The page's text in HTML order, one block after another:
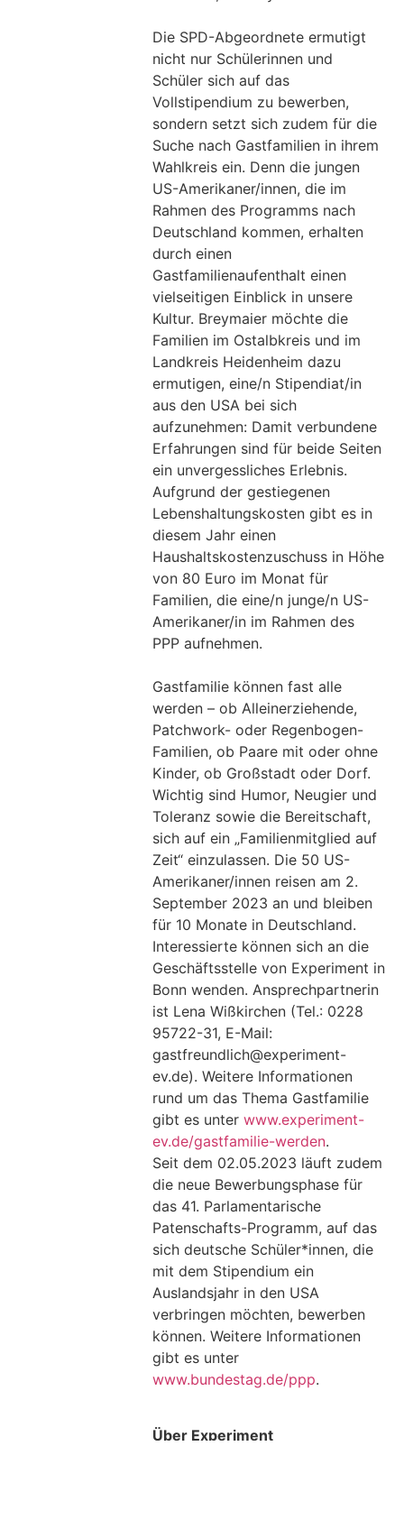
Die SPD-Abgeordnete ermutigt
nicht nur Schülerinnen und
Schüler sich auf das
Vollstipendium zu bewerben,
sondern setzt sich zudem für die
Suche nach Gastfamilien in ihrem
Wahlkreis ein. Denn die jungen
US-Amerikaner/innen, die im
Rahmen des Programms nach
Deutschland kommen, erhalten
durch einen
Gastfamilienaufenthalt einen
vielseitigen Einblick in unsere
Kultur. Breymaier möchte die
Familien im Ostalbkreis und im
Landkreis Heidenheim dazu
ermutigen, eine/n Stipendiat/in
aus den USA bei sich
aufzunehmen: Damit verbundene
Erfahrungen sind für beide Seiten
ein unvergessliches Erlebnis.
Aufgrund der gestiegenen
Lebenshaltungskosten gibt es in
diesem Jahr einen
Haushaltskostenzuschuss in Höhe
von 80 Euro im Monat für
Familien, die eine/n junge/n US-
Amerikaner/in im Rahmen des
PPP aufnehmen.
Gastfamilie können fast alle
werden – ob Alleinerziehende,
Patchwork- oder Regenbogen-
Familien, ob Paare mit oder ohne
Kinder, ob Großstadt oder Dorf.
Wichtig sind Humor, Neugier und
Toleranz sowie die Bereitschaft,
sich auf ein „Familienmitglied auf
Zeit“ einzulassen. Die 50 US-
Amerikaner/innen reisen am 2.
September 2023 an und bleiben
für 10 Monate in Deutschland.
Interessierte können sich an die
Geschäftsstelle von Experiment in
Bonn wenden. Ansprechpartnerin
ist Lena Wißkirchen (Tel.: 0228
95722-31, E-Mail:
gastfreundlich@experiment-
ev.de). Weitere Informationen
rund um das Thema Gastfamilie
gibt es unterwww.experiment-
ev.de/gastfamilie-werden.
Seit dem 02.05.2023 läuft zudem
die neue Bewerbungsphase für
das 41. Parlamentarische
Patenschafts-Programm, auf das
sich deutsche Schüler*innen, die
mit dem Stipendium ein
Auslandsjahr in den USA
verbringen möchten, bewerben
können. Weitere Informationen
gibt es unter
www.bundestag.de/ppp.
Über Experiment